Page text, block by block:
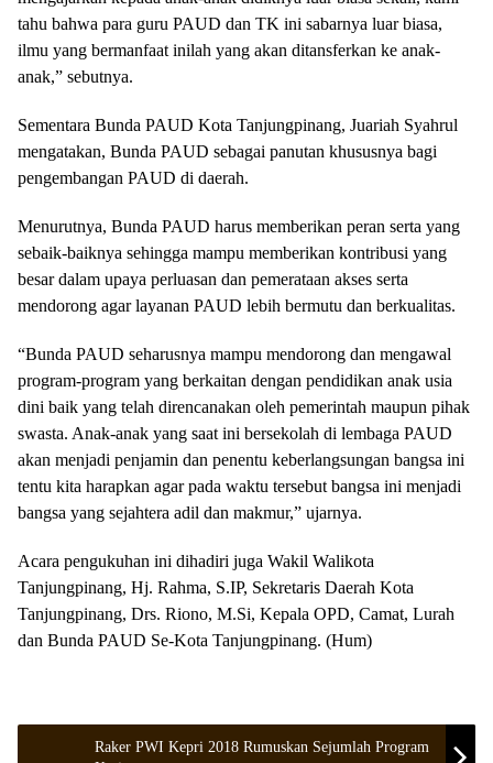
tahu bahwa para guru PAUD dan TK ini sabarnya luar biasa,
ilmu yang bermanfaat inilah yang akan ditansferkan ke anak-
anak,” sebutnya.
Sementara Bunda PAUD Kota Tanjungpinang, Juariah Syahrul
mengatakan, Bunda PAUD sebagai panutan khususnya bagi
pengembangan PAUD di daerah.
Menurutnya, Bunda PAUD harus memberikan peran serta yang
sebaik-baiknya sehingga mampu memberikan kontribusi yang
besar dalam upaya perluasan dan pemerataan akses serta
mendorong agar layanan PAUD lebih bermutu dan berkualitas.
“Bunda PAUD seharusnya mampu mendorong dan mengawal
program-program yang berkaitan dengan pendidikan anak usia
dini baik yang telah direncanakan oleh pemerintah maupun pihak
swasta. Anak-anak yang saat ini bersekolah di lembaga PAUD
akan menjadi penjamin dan penentu keberlangsungan bangsa ini
tentu kita harapkan agar pada waktu tersebut bangsa ini menjadi
bangsa yang sejahtera adil dan makmur,” ujarnya.
Acara pengukuhan ini dihadiri juga Wakil Walikota
Tanjungpinang, Hj. Rahma, S.IP, Sekretaris Daerah Kota
Tanjungpinang, Drs. Riono, M.Si, Kepala OPD, Camat, Lurah
dan Bunda PAUD Se-Kota Tanjungpinang. (Hum)
Raker PWI Kepri 2018 Rumuskan Sejumlah Program